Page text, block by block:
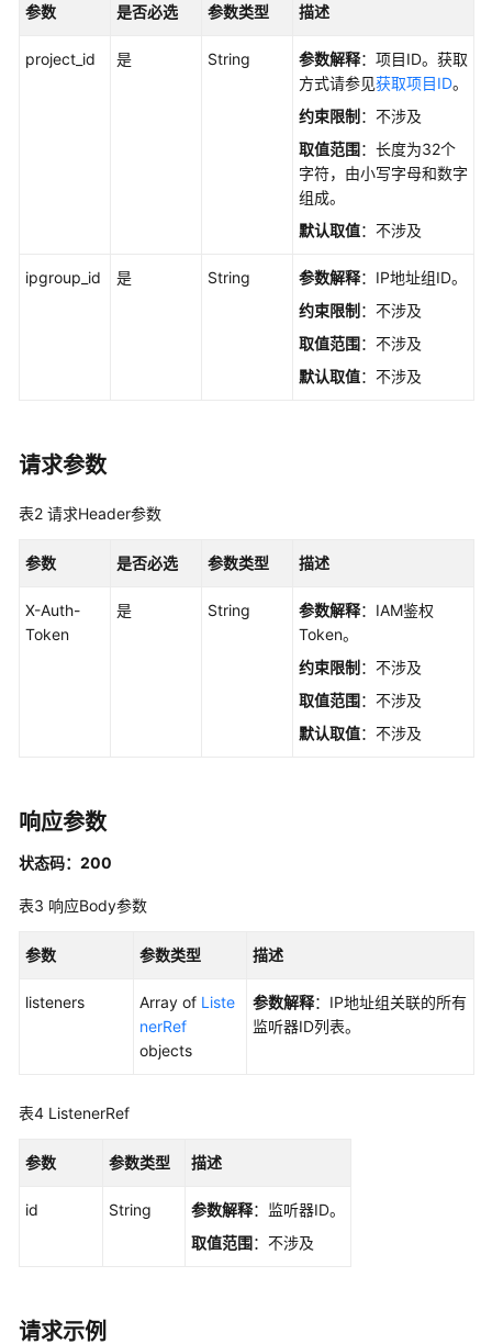
API
建
API
API（V3）
区
格
IP
衡
策
参数 是否必选 参数类型 描述
project_id 是 String 参数解释：项目ID。获取
方式请参见获取项目ID。
约束限制 ：不涉及
取值范围：长度为32个
字符，由小写字母和数字
组成。
默认取值：不涉及
ipgroup_id 是 String 参数解释：IP地址组ID。
约束限制 ：不涉及
取值范围：不涉及
默认取值：不涉及
请求参数
表2 请求Header参数
参数 是否必选 参数类型 描述
X-Auth-
Token
是 String 参数解释：IAM鉴权
Token。
约束限制 ：不涉及
取值范围：不涉及
默认取值：不涉及
响应参数
状态码：200
表3 响应Body参数
参数 参数类型 描述
listeners Array of Liste
nerRef
objects
参数解释：IP地址组关联的所有
监听器ID列表。
表4 ListenerRef
参数 参数类型 描述
id String 参数解释：监听器ID。
取值范围：不涉及
请求示例